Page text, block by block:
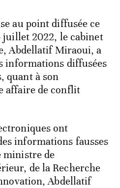
au point diffusée ce
2022, le cabinet
Abdellatif Miraoui, a
informations diffusées
quant à son
affaire de conflit
ont
informations fausses
ministre de
de la Recherche
Abdellatif